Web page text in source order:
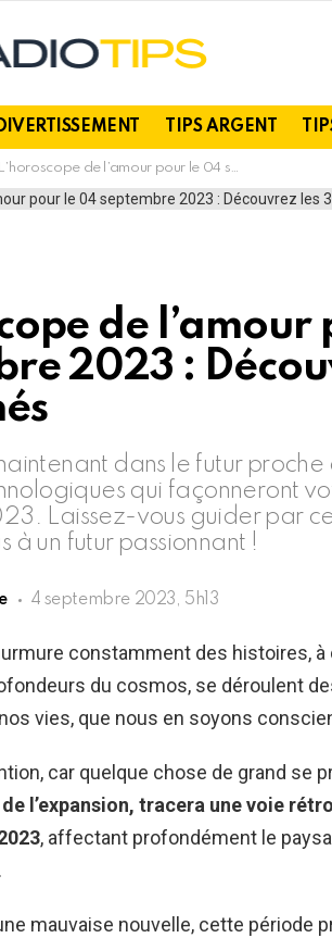
TIPS ARGENT
L’horoscope de l’amour pour le 04 septembre 2023 : Découvrez les 3 signes concernés
de
2023 :
dans le futur
qui façonneront
Laissez-vous guider par
à un futur passionnant !
4 septembre 2023, 5h13
constamment des histoires,
du cosmos, se déroulent
vies, que nous en soyons
car quelque chose de grand se
l’expansion, tracera une voie
, affectant profondément le
mauvaise nouvelle, cette période